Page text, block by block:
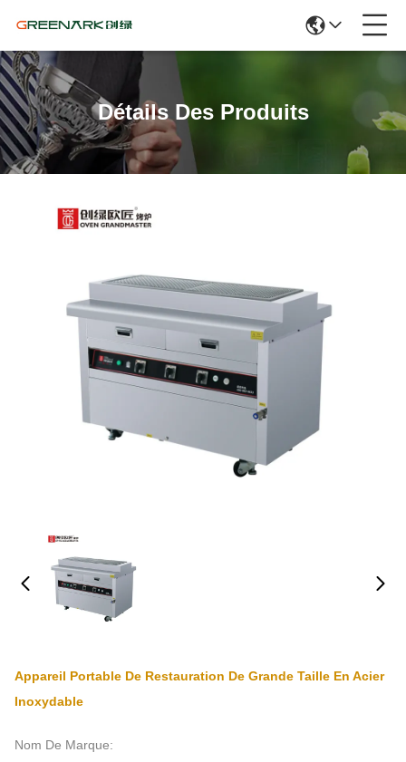
Détails Des Produits
Appareil Portable De Restauration De Grande Taille En Acier
Inoxydable
Nom De Marque: